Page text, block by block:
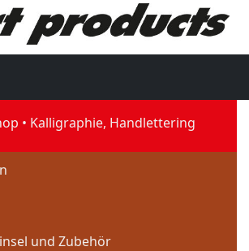
Kalligraphie, Handlettering
und Zubehör